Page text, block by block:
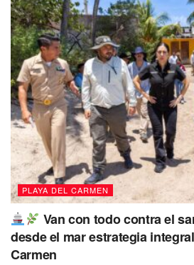
PLAYA DEL CARMEN
Van con todo contra el
desde el mar estrategia
Carmen